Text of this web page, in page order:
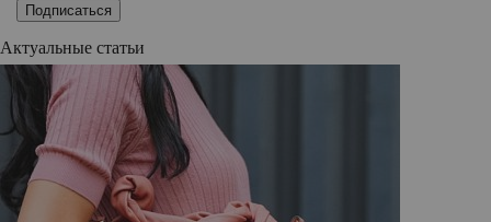
Подписаться
Актуальные статьи